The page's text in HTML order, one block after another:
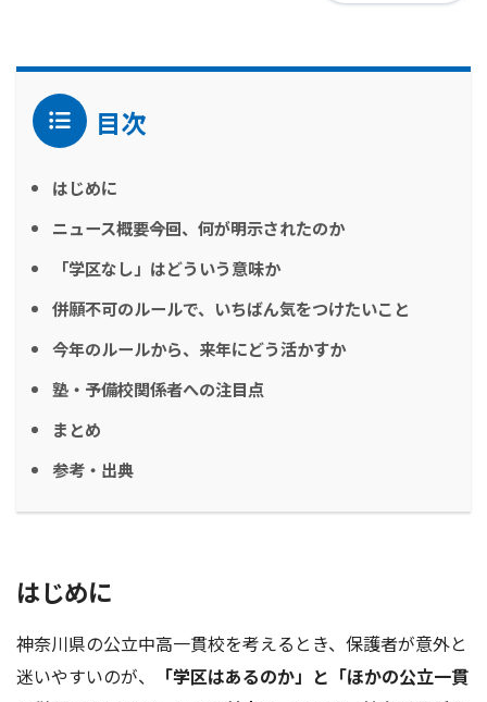
目次
はじめに
ニュース概要――今回、何が明示されたのか
「学区なし」はどういう意味か
併願不可のルールで、いちばん気をつけたいこと
今年のルールから、来年にどう活かすか
塾・予備校関係者への注目点
まとめ
参考・出典
はじめに
神奈川県の公立中高一貫校を考えるとき、保護者が意外と
迷いやすいのが、
「学区はあるのか」と「ほかの公立一貫